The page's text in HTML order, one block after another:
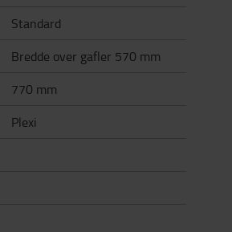
Standard
Bredde over gafler 570 mm
770 mm
Plexi